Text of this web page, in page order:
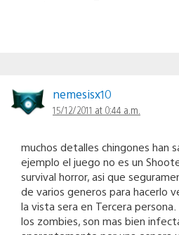
nemesisx10
15/12/2011 at 0:44 a.m.
muchos detalles chingones han
ejemplo el juego no es un
survival horror, asi que
de varios generos para hacerlo
la vista sera en Tercera persona.
los zombies, son mas bien